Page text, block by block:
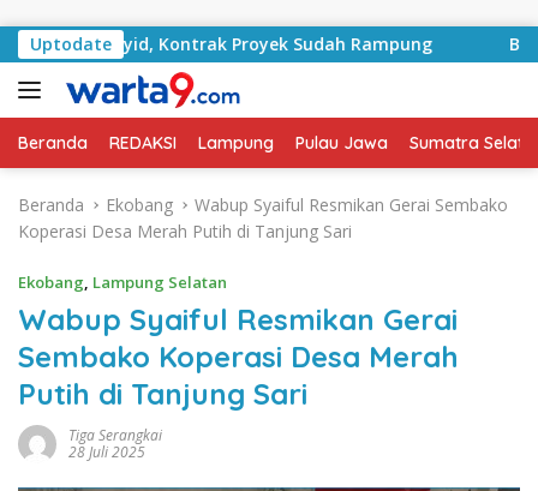
Uptodate
Basyid, Kontrak Proyek Sudah Rampung Bulan
Beranda REDAKSI Lampung Pulau Jawa Sumatra
Beranda Ekobang
Wabup Syaiful Resmikan Gerai Sembako
Koperasi Desa Merah Putih di Tanjung Sari
Ekobang, Lampung Selatan
Wabup Syaiful Resmikan Gerai
Sembako Koperasi Desa Merah
Putih di Tanjung Sari
Tiga Serangkai
28 Juli 2025